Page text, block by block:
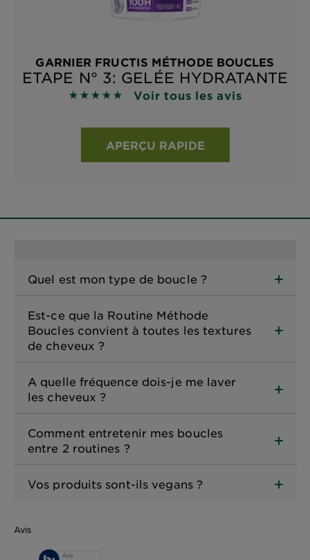
GARNIER FRUCTIS MÉTHODE BOUCLES
ETAPE N° 3: GELÉE HYDRATANTE
5 sur 5 étoiles basé sur les avis
Voir tous les avis
APERÇU RAPIDE
Quel est mon type de boucle ?
Est-ce que la Routine Méthode
Boucles convient à toutes les textures
de cheveux ?
A quelle fréquence dois-je me laver
les cheveux ?
Comment entretenir mes boucles
entre 2 routines ?
Vos produits sont-ils vegans ?
Avis